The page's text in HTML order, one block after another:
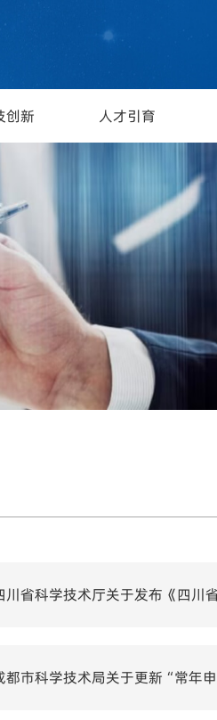
创新 人才引育
川省科学技术厅关于发布《四川
都市科学技术局关于更新“常年